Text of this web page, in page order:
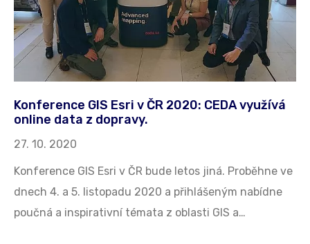
Konference GIS Esri v ČR 2020: CEDA využívá
online data z dopravy.
27. 10. 2020
Konference GIS Esri v ČR bude letos jiná. Proběhne ve
dnech 4. a 5. listopadu 2020 a přihlášeným nabídne
poučná a inspirativní témata z oblasti GIS a…